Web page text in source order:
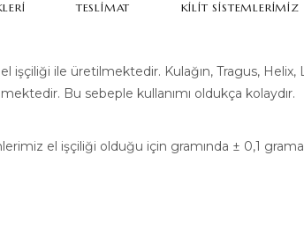
işçiliği ile üretilmektedir. Kulağın, Tragus,
Bu sebeple kullanımı oldukça kolaydır.
el işçiliği olduğu için gramında ± 0,1
TESLIMAT KILIT SISTEMLERIMIZ